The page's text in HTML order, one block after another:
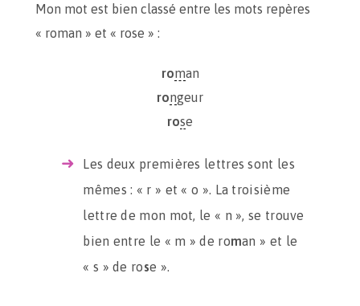
Mon mot est bien classé entre les mots repères
« roman » et « rose » :
roman
rongeur
rose
Les deux premières lettres sont les
mêmes : « r » et « o ». La troisième
lettre de mon mot, le « n », se trouve
bien entre le « m » de roman » et le
« s » de rose ».